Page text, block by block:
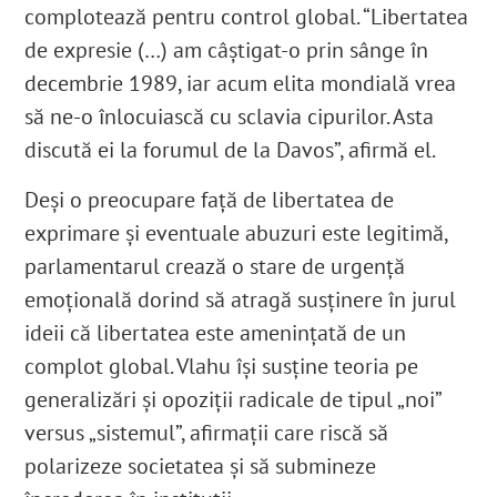
complotează pentru control global. “Libertatea
de expresie (…) am câștigat-o prin sânge în
decembrie 1989, iar acum elita mondială vrea
să ne-o înlocuiască cu sclavia cipurilor. Asta
discută ei la forumul de la Davos”, afirmă el.
Deși o preocupare față de libertatea de
exprimare și eventuale abuzuri este legitimă,
parlamentarul crează o stare de urgență
emoțională dorind să atragă susținere în jurul
ideii că libertatea este amenințată de un
complot global. Vlahu își susține teoria pe
generalizări și opoziții radicale de tipul „noi”
versus „sistemul”, afirmații care riscă să
polarizeze societatea și să submineze